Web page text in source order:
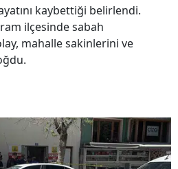
kaybettiği belirlendi.
ilçesinde sabah
mahalle sakinlerini ve